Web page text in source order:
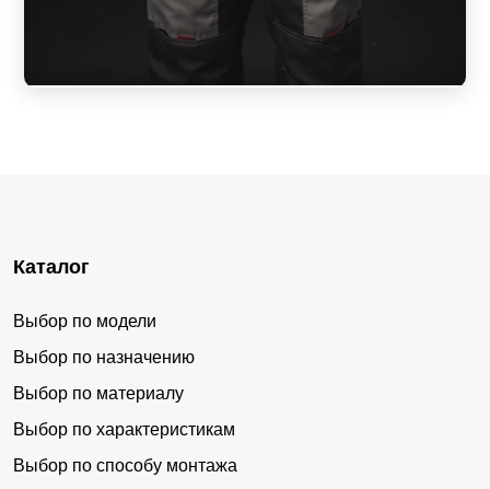
Каталог
Выбор по модели
Выбор по назначению
Выбор по материалу
Выбор по характеристикам
Выбор по способу монтажа